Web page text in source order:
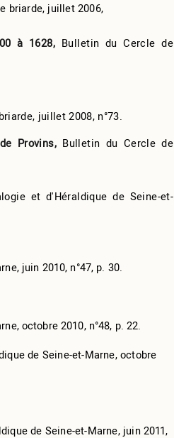
briarde, juillet 2006,
à 1628, Bulletin du Cercle de
juillet 2008, n°73.
Provins, Bulletin du Cercle de
et d'Héraldique de Seine-et-
juin 2010, n°47, p. 30.
octobre 2010, n°48, p. 22.
de Seine-et-Marne, octobre
de Seine-et-Marne, juin2011,